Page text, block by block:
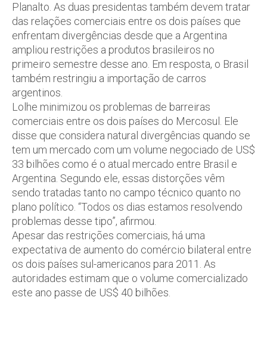
Planalto. As duas presidentas também devem tratar
das relações comerciais entre os dois países que
enfrentam divergências desde que a Argentina
ampliou restrições a produtos brasileiros no
primeiro semestre desse ano. Em resposta, o Brasil
também restringiu a importação de carros
argentinos.
Lolhe minimizou os problemas de barreiras
comerciais entre os dois países do Mercosul. Ele
disse que considera natural divergências quando se
tem um mercado com um volume negociado de US$
33 bilhões como é o atual mercado entre Brasil e
Argentina. Segundo ele, essas distorções vêm
sendo tratadas tanto no campo técnico quanto no
plano político. “Todos os dias estamos resolvendo
problemas desse tipo”, afirmou.
Apesar das restrições comerciais, há uma
expectativa de aumento do comércio bilateral entre
os dois países sul-americanos para 2011. As
autoridades estimam que o volume comercializado
este ano passe de US$ 40 bilhões.